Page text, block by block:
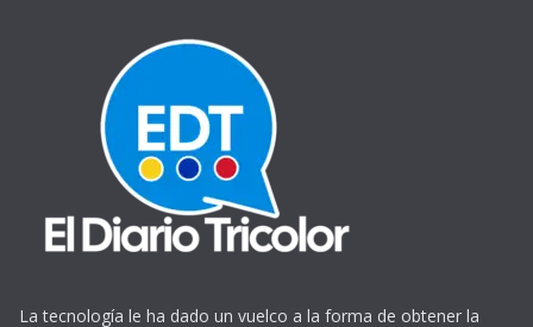
La tecnología le ha dado un vuelco a la forma de obtener la